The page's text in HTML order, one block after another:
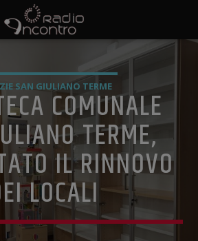
SAN GIULIANO TERME
COMUNALE
TERME,
IL RINNOVO
LOCALI